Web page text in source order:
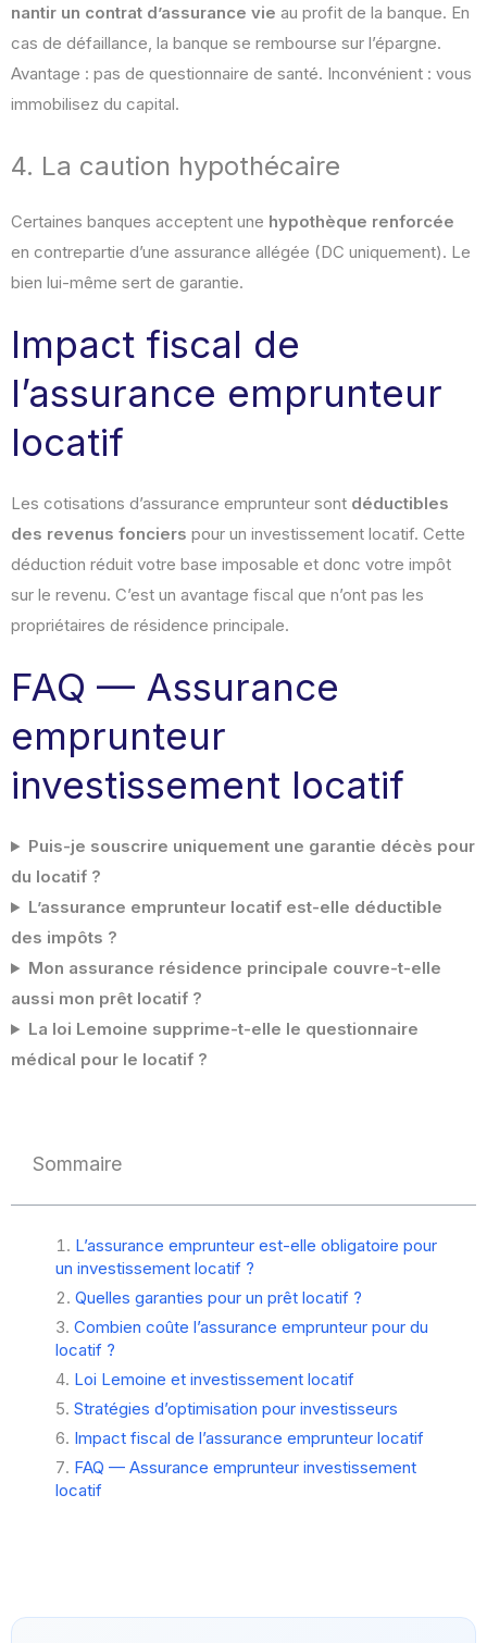
nantir un contrat d’assurance vie au profit de la banque. En
cas de défaillance, la banque se rembourse sur l’épargne.
Avantage : pas de questionnaire de santé. Inconvénient : vous
immobilisez du capital.
4. La caution hypothécaire
Certaines banques acceptent une hypothèque renforcée
en contrepartie d’une assurance allégée (DC uniquement). Le
bien lui-même sert de garantie.
Impact fiscal de
l’assurance emprunteur
locatif
Les cotisations d’assurance emprunteur sont déductibles
des revenus fonciers pour un investissement locatif. Cette
déduction réduit votre base imposable et donc votre impôt
sur le revenu. C’est un avantage fiscal que n’ont pas les
propriétaires de résidence principale.
FAQ — Assurance
emprunteur
investissement locatif
Puis-je souscrire uniquement une garantie décès pour
du locatif ?
L’assurance emprunteur locatif est-elle déductible
des impôts ?
Mon assurance résidence principale couvre-t-elle
aussi mon prêt locatif ?
La loi Lemoine supprime-t-elle le questionnaire
médical pour le locatif ?
Sommaire
L’assurance emprunteur est-elle obligatoire pour
un investissement locatif ?
Quelles garanties pour un prêt locatif ?
Combien coûte l’assurance emprunteur pour du
locatif ?
Loi Lemoine et investissement locatif
Stratégies d’optimisation pour investisseurs
Impact fiscal de l’assurance emprunteur locatif
FAQ — Assurance emprunteur investissement
locatif